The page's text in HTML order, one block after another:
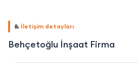
& İletişim detayları
Behçetoğlu İnşaat Firma